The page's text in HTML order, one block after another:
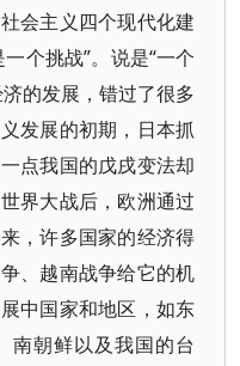
会主义四个现代化建
个挑战”。说是“一个
的发展，错过了很多
发展的初期，日本抓
点我国的戊戌变法却
界大战后，欧洲通过
，许多国家的经济得
、越南战争给它的机
中国家和地区，如东
南朝鲜以及我国的台